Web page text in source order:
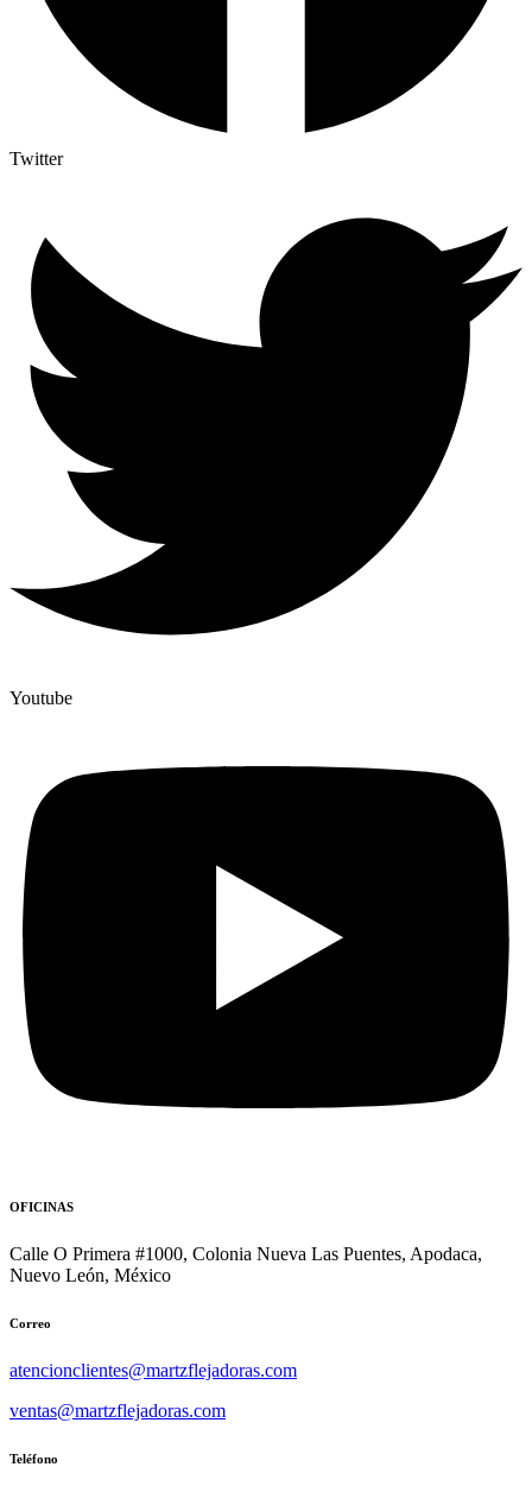
Twitter
Youtube
OFICINAS
Calle O Primera #1000, Colonia Nueva Las Puentes, Apodaca,
Nuevo León, México
Correo
atencionclientes@martzflejadoras.com
ventas@martzflejadoras.com
Teléfono